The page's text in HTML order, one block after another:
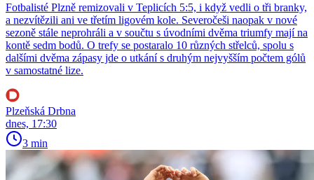
Fotbalisté Plzně remizovali v Teplicích 5:5, i když vedli o tři branky,
a nezvítězili ani ve třetím ligovém kole. Severočeši naopak v nové
sezoně stále neprohráli a v součtu s úvodními dvěma triumfy mají na
kontě sedm bodů. O trefy se postaralo 10 různých střelců, spolu s
dalšími dvěma zápasy jde o utkání s druhým nejvyšším počtem gólů
v samostatné lize.
Plzeňská Drbna
dnes, 17:30
3 min